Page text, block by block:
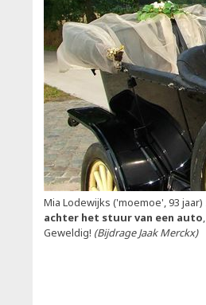
Mia Lodewijks ('moemoe', 93
achter het stuur van een auto
Geweldig! (Bijdrage Jaak Merckx)